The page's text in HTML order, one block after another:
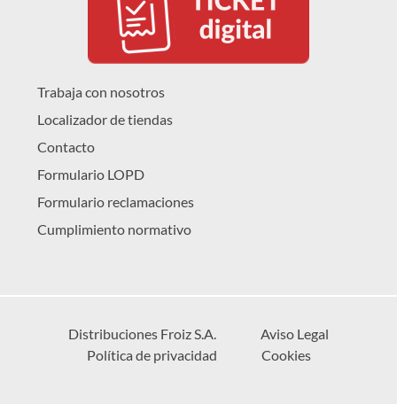
Trabaja con nosotros
Localizador de tiendas
Contacto
Formulario LOPD
Formulario reclamaciones
Cumplimiento normativo
Distribuciones Froiz S.A.
Aviso Legal
Política de privacidad
Cookies